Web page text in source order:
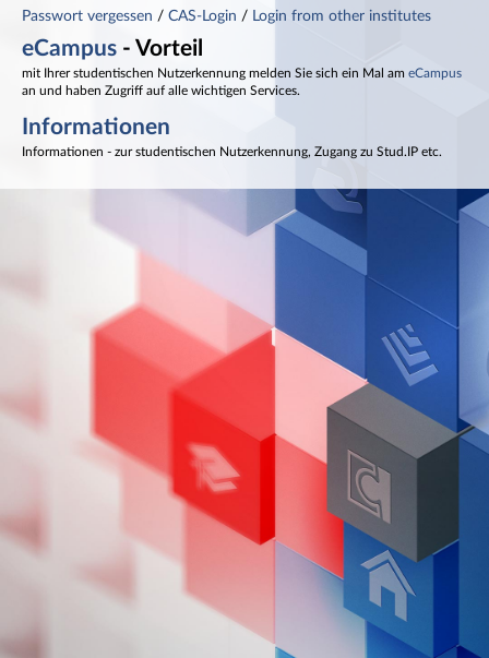
Passwort vergessen / CAS-Login / Login from other institutes
eCampus - Vorteil
mit Ihrer studentischen Nutzerkennung melden Sie sich ein Mal am eCampus
an und haben Zugriff auf alle wichtigen Services.
Informationen
Informationen - zur studentischen Nutzerkennung, Zugang zu Stud.IP etc.